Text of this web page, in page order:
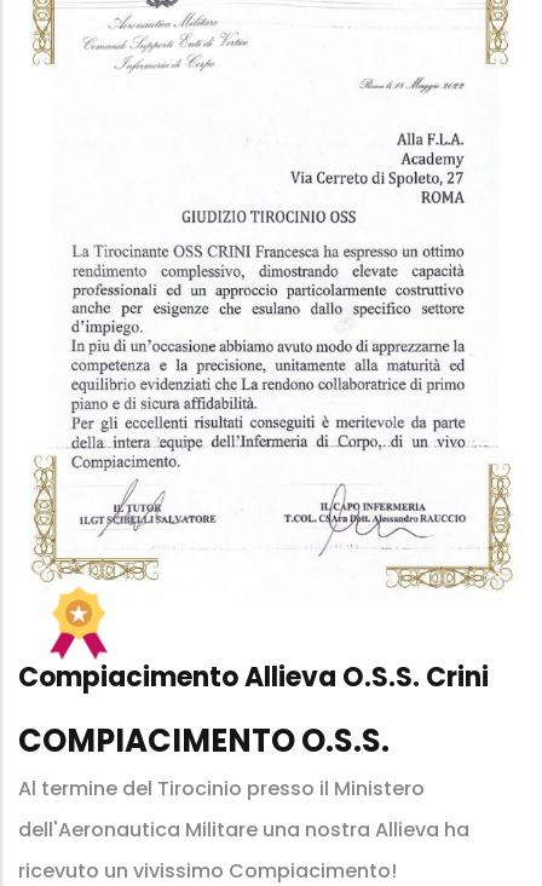
Compiacimento Allieva O.S.S. Crini
COMPIACIMENTO O.S.S.
Al termine del Tirocinio presso il Ministero
dell'Aeronautica Militare una nostra Allieva ha
ricevuto un vivissimo Compiacimento!